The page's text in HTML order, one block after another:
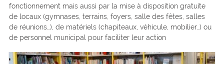
fonctionnement mais aussi par la mise à disposition gratuite
de locaux (gymnases, terrains, foyers, salle des fêtes, salles
de réunions…), de matériels (chapiteaux, véhicule, mobilier…) ou
de personnel municipal pour faciliter leur action